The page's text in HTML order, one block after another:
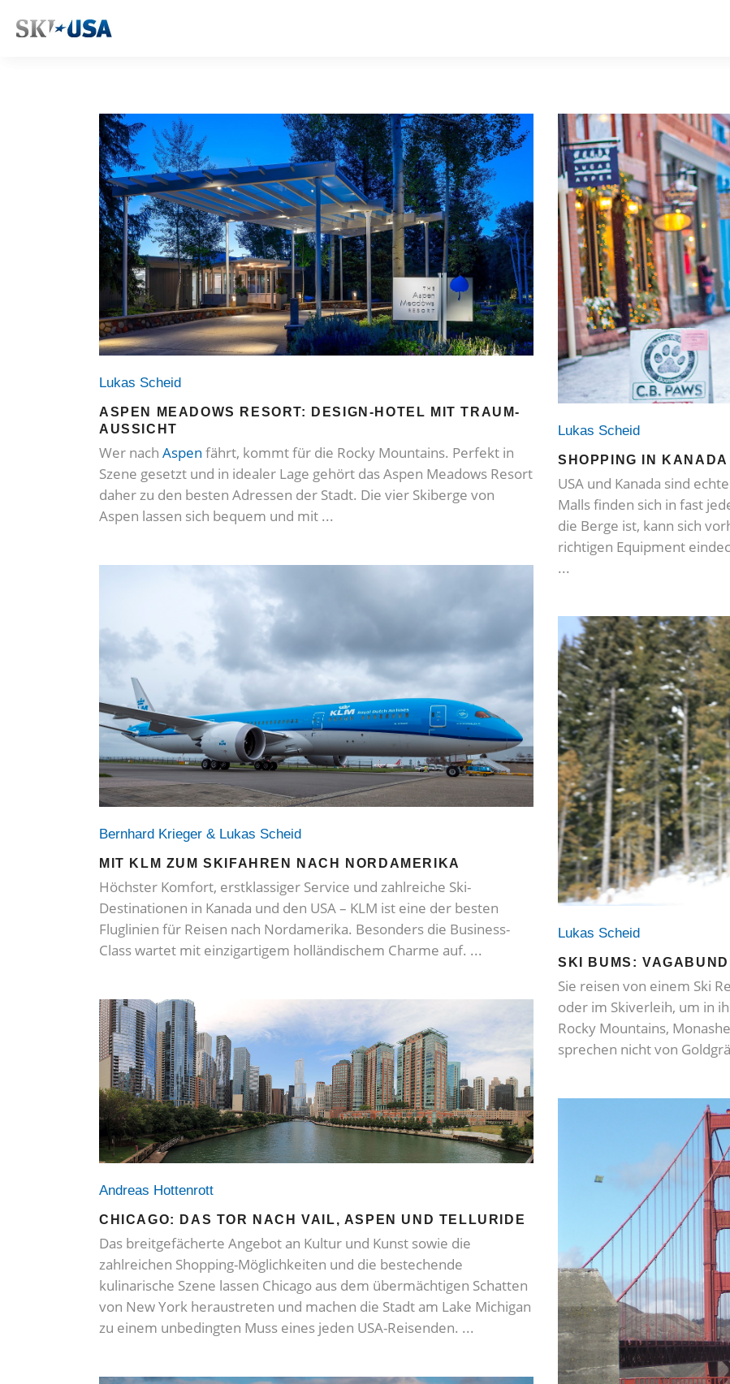
Lukas Scheid
ASPEN MEADOWS RESORT: DESIGN-HOTEL MIT TRAUM-
AUSSICHT
Wer nach Aspen fährt, kommt für die Rocky Mountains. Perfekt in
Szene gesetzt und in idealer Lage gehört das Aspen Meadows Resort
daher zu den besten Adressen der Stadt. Die vier Skiberge von
Aspen lassen sich bequem und mit
Lukas Scheid
SHOPPING IN
USA und Kanada sind
Malls finden sich in fast
die Berge ist, kann sich
richtigen Equipment
Bernhard Krieger & Lukas Scheid
MIT KLM ZUM SKIFAHREN NACH NORDAMERIKA
Höchster Komfort, erstklassiger Service und zahlreiche Ski-
Destinationen in Kanada und den USA – KLM ist eine der besten
Fluglinien für Reisen nach Nordamerika. Besonders die Business-
Class wartet mit einzigartigem holländischem Charme auf.
Lukas Scheid
SKI BUMS:
Sie reisen von einem Ski
oder im Skiverleih, um in
Rocky Mountains,
sprechen nicht von
Andreas Hottenrott
CHICAGO: DAS TOR NACH VAIL, ASPEN UND TELLURIDE
Das breitgefächerte Angebot an Kultur und Kunst sowie die
zahlreichen Shopping-Möglichkeiten und die bestechende
kulinarische Szene lassen Chicago aus dem übermächtigen Schatten
von New York heraustreten und machen die Stadt am Lake Michigan
zu einem unbedingten Muss eines jeden USA-Reisenden.